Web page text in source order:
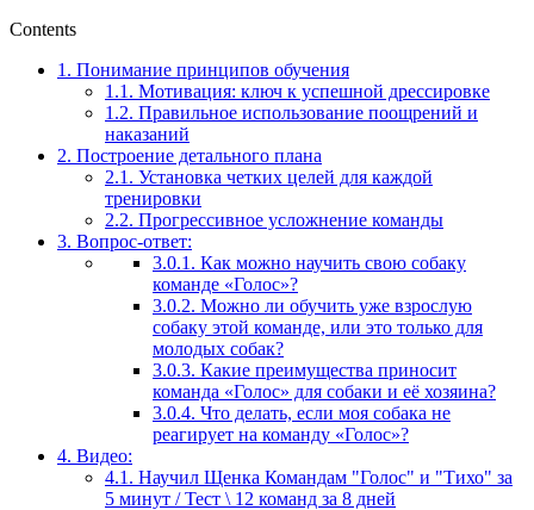
Contents
1. Понимание принципов обучения
1.1. Мотивация: ключ к успешной дрессировке
1.2. Правильное использование поощрений и
наказаний
2. Построение детального плана
2.1. Установка четких целей для каждой
тренировки
2.2. Прогрессивное усложнение команды
3. Вопрос-ответ:
3.0.1. Как можно научить свою собаку
команде «Голос»?
3.0.2. Можно ли обучить уже взрослую
собаку этой команде, или это только для
молодых собак?
3.0.3. Какие преимущества приносит
команда «Голос» для собаки и её хозяина?
3.0.4. Что делать, если моя собака не
реагирует на команду «Голос»?
4. Видео:
4.1. Научил Щенка Командам "Голос" и "Тихо" за
5 минут / Тест \ 12 команд за 8 дней